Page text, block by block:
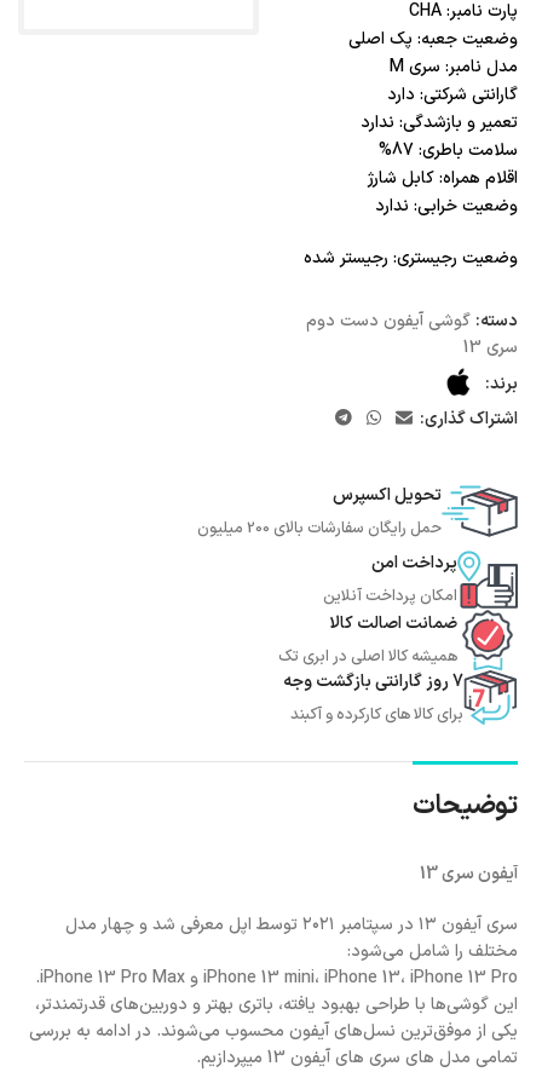
پارت نامبر: CHA
وضعیت جعبه: پک اصلی
مدل نامبر: سری M
گارانتی شرکتی: دارد
تعمیر و بازشدگی: ندارد
سلامت باطری: 87%
اقلام همراه: کابل شارژ
وضعیت خرابی: ندارد
وضعیت رجیستری: رجیستر شده
دسته: گوشی آیفون دست دوم
سری 13
برند:
اشتراک گذاری:
تحویل اکسپرس
حمل رایگان سفارشات بالای 200 میلیون
پرداخت امن
امکان پرداخت آنلاین
ضمانت اصالت کالا
همیشه کالا اصلی در ابری تک
7 روز گارانتی بازگشت وجه
برای کالا های کارکرده و آکبند
توضیحات
آیفون سری13
سری آیفون ۱۳ در سپتامبر ۲۰۲۱ توسط اپل معرفی شد و چهار مدل
مختلف را شامل می‌شود:
iPhone 13 mini، iPhone 13، iPhone 13 Pro و iPhone 13 Pro Max.
این گوشی‌ها با طراحی بهبود یافته، باتری بهتر و دوربین‌های قدرتمندتر،
یکی از موفق‌ترین نسل‌های آیفون محسوب می‌شوند. در ادامه به بررسی
تمامی مدل های سری های آیفون 13 میپردازیم.